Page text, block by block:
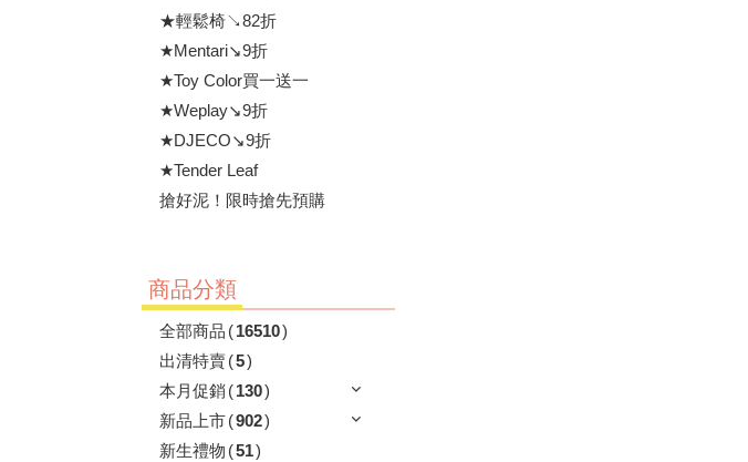
★輕鬆椅↘82折
★Mentari↘9折
★Toy Color買一送一
★Weplay↘9折
★DJECO↘9折
★Tender Leaf
搶好泥！限時搶先預購
商品分類
全部商品 (16510)
出清特賣(5)
本月促銷(130)
新品上市(902)
新生禮物 (51)